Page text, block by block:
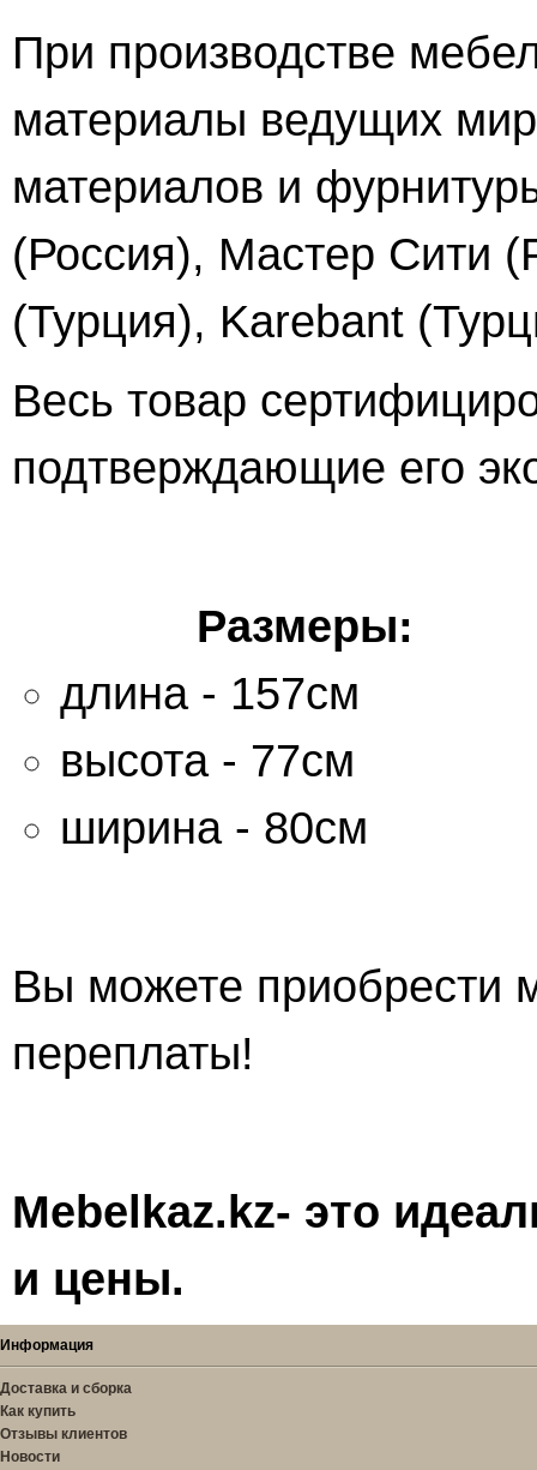
При производстве
материалы ведущих
материалов и
(Россия), Мастер Сити
(Турция), Karebant
Весь товар
подтверждающие его
Размеры:
длина - 157см
высота - 77см
ширина - 80см
Вы можете приобрести
переплаты!
Mebelkaz.kz- это
и цены.
Информация
Доставка и сборка
Как купить
Отзывы клиентов
Новости